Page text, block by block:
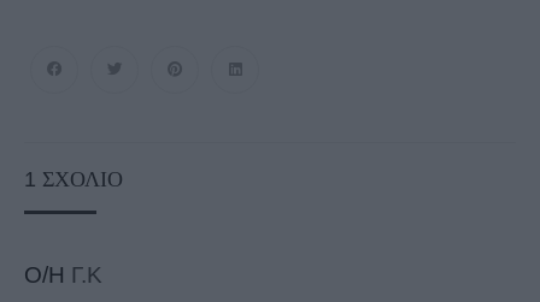
1 ΣΧΌΛΙΟ
Ο/Η Γ.Κ